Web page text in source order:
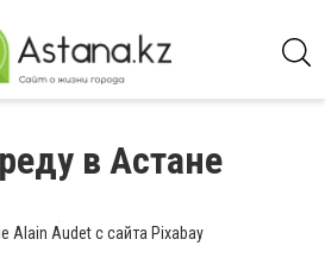
в Астане
Alain Audet с сайта Pixabay